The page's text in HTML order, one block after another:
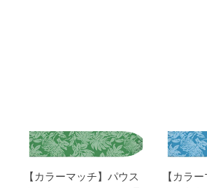
【カラーマッチ】パウス
【カラ